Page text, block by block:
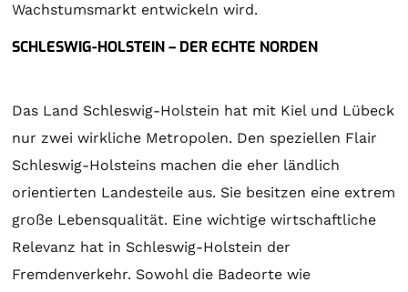
Wachstumsmarkt entwickeln wird.
SCHLESWIG-HOLSTEIN – DER ECHTE NORDEN
Das Land Schleswig-Holstein hat mit Kiel und Lübeck
nur zwei wirkliche Metropolen. Den speziellen Flair
Schleswig-Holsteins machen die eher ländlich
orientierten Landesteile aus. Sie besitzen eine extrem
große Lebensqualität. Eine wichtige wirtschaftliche
Relevanz hat in Schleswig-Holstein der
Fremdenverkehr. Sowohl die Badeorte wie